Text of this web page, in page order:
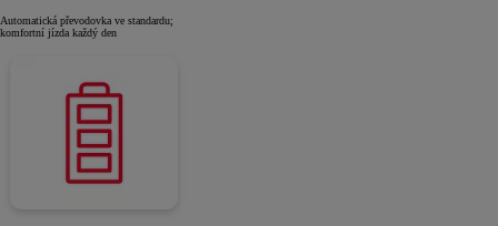
Automatická převodovka ve standardu;
komfortní jízda každý den